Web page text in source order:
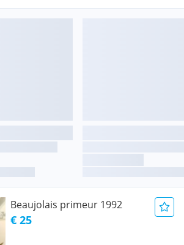
Beaujolais primeur 1992
€ 25